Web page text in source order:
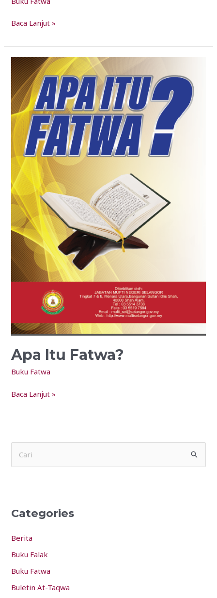
Baca Lanjut »
Apa Itu Fatwa?
Buku Fatwa
Apa
Itu
Fatwa?
Baca Lanjut »
c
f
o
r
:
Categories
Berita
Buku Falak
Buku Fatwa
Buletin At-Taqwa